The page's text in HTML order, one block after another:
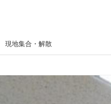
現地集合・解散